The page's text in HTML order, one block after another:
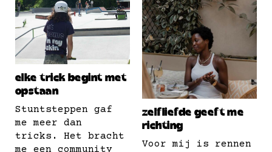
elke trick begint met
opstaan
Stuntsteppen gaf
me meer dan
tricks. Het bracht
me een community
zelfliefde geeft me
richting
Voor mij is rennen